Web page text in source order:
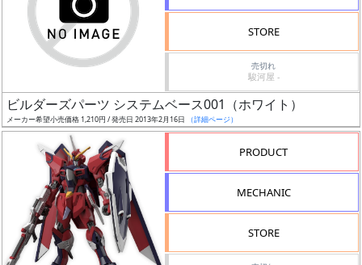
抽
選
中
STORE
売切れ
駿河屋 -
ビルダーズパーツ システムベース001（ホワイト）
メーカー希望小売価格 1,210円 / 発売日 2013年2月16日 （詳細ページ）
PRODUCT
MECHANIC
STORE